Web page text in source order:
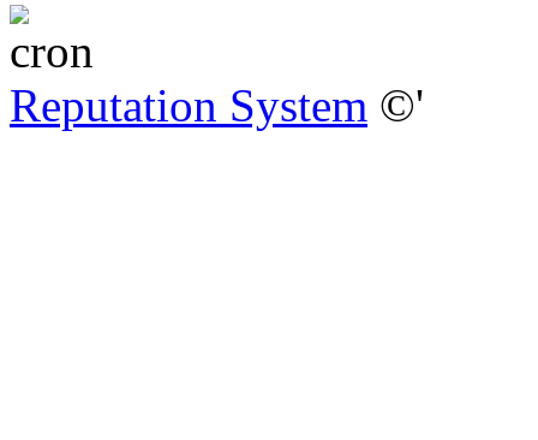
Reputation System ©'